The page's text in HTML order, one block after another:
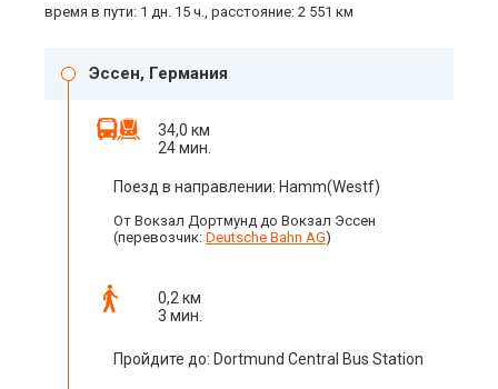
время в пути: 1 дн. 15 ч., расстояние: 2 551 км
Эссен, Германия
34,0 км
24 мин.
Поезд в направлении: Hamm(Westf)
От Вокзал Дортмунд до Вокзал Эссен
(перевозчик: Deutsche Bahn AG)
0,2 км
3 мин.
Пройдите до: Dortmund Central Bus Station